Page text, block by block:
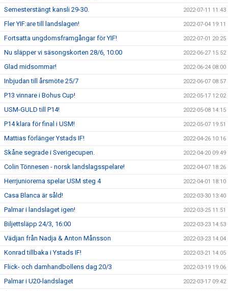
Semesterstängt kansli 29-30. 2022-07-11 11:43
Fler YIF:are till landslagen! 2022-07-04 19:11
Fortsatta ungdomsframgångar för YIF! 2022-07-01 20:25
Nu släpper vi säsongskorten 28/6, 10:00 2022-06-27 15:52
Glad midsommar! 2022-06-24 08:00
Inbjudan till årsmöte 25/7 2022-06-07 08:57
P13 vinnare i Bohus Cup! 2022-05-17 12:02
USM-GULD till P14! 2022-05-08 14:15
P14 klara för final i USM! 2022-05-07 19:51
Mattias förlänger Ystads IF! 2022-04-26 10:16
Skåne segrade i Sverigecupen. 2022-04-20 09:49
Colin Tönnesen - norsk landslagsspelare! 2022-04-07 18:26
Herrjuniorerna spelar USM steg 4 2022-04-01 18:10
Casa Blanca är såld! 2022-03-30 13:40
Palmar i landslaget igen! 2022-03-25 11:51
Biljettsläpp 24/3, 16:00 2022-03-23 14:53
Vädjan från Nadja & Anton Månsson 2022-03-23 14:04
Konrad tillbaka i Ystads IF! 2022-03-21 14:05
Flick- och damhandbollens dag 20/3 2022-03-19 19:06
Palmar i U20-landslaget 2022-03-17 09:42